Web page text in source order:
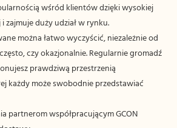
wśród klientów dzięki wysokiej
duży udział w rynku.
można łatwo wyczyścić, niezależnie od
czy okazjonalnie. Regularnie gromadź
prawdziwą przestrzenią
każdy może swobodnie przedstawiać
partnerom współpracującym GCON